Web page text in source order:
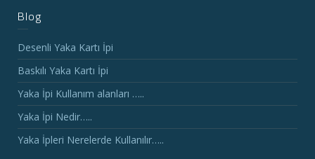
Blog
Desenli Yaka Kartı İpi
Baskılı Yaka Kartı İpi
Yaka İpi Kullanım alanları …..
Yaka İpi Nedir…..
Yaka İpleri Nerelerde Kullanılır…..